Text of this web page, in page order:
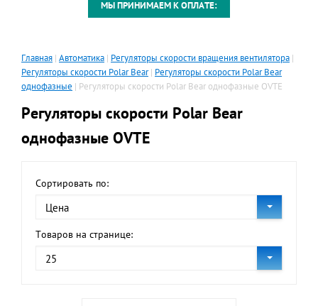
МЫ ПРИНИМАЕМ К ОПЛАТЕ:
Главная | Автоматика | Регуляторы скорости вращения вентилятора |
Регуляторы скорости Polar Bear| Регуляторы скорости Polar Bear
однофазные | Регуляторы скорости Polar Bear однофазные OVTE
Регуляторы скорости Polar Bear
однофазные OVTE
Сортировать по:
Цена
Товаров на странице:
25